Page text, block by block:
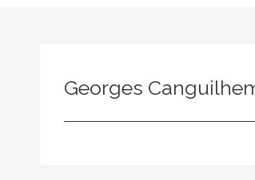
Georges